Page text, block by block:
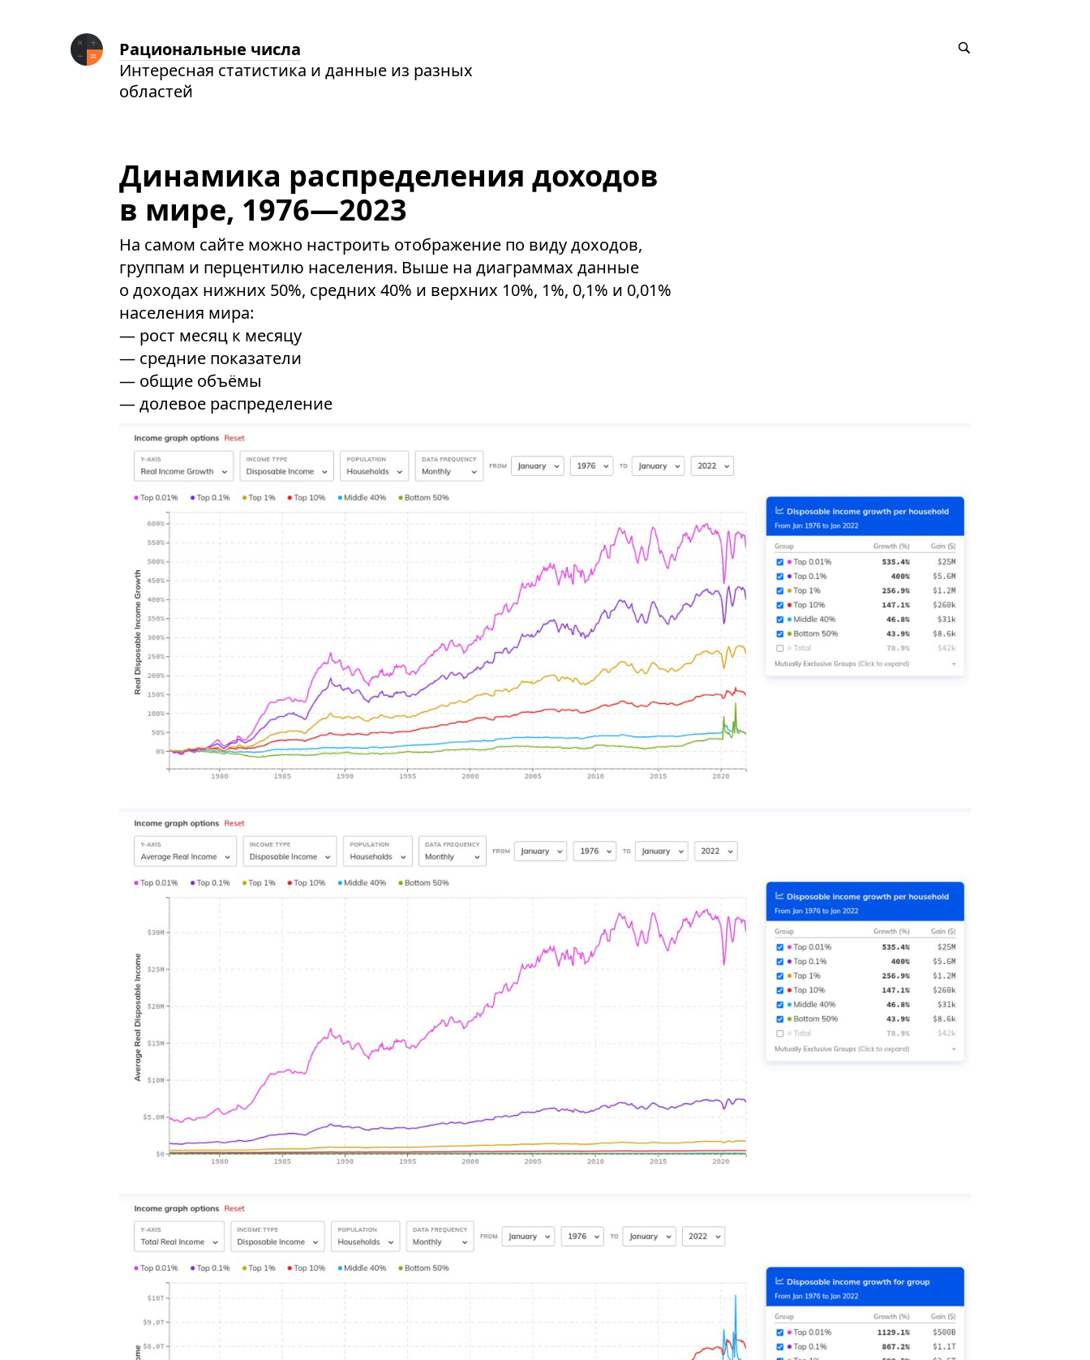
Рациональные числа
Интересная статистика и данные из разных
областей
Динамика распределения доходов
в мире, 1976—2023
На самом сайте можно настроить отображение по виду доходов,
группам и перцентилю населения. Выше на диаграммах данные
о доходах нижних 50%, средних 40% и верхних 10%, 1%, 0,1% и 0,01%
населения мира:
— рост месяц к месяцу
— средние показатели
— общие объёмы
— долевое распределение